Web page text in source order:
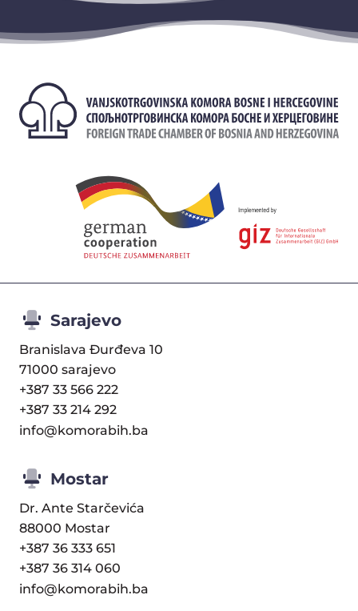
Sarajevo
Branislava Đurđeva 10
71000 sarajevo
+387 33 566 222
+387 33 214 292
info@komorabih.ba
Mostar
Dr. Ante Starčevića
88000 Mostar
+387 36 333 651
+387 36 314 060
info@komorabih.ba